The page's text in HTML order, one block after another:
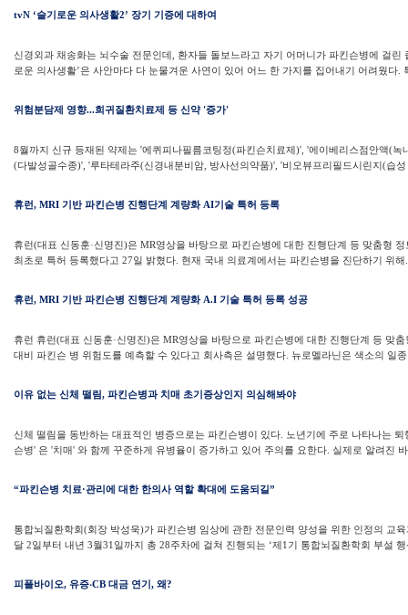
tvN ‘슬기로운 의사생활2’ 장기 기증에 대하여
신경외과 채송화는 뇌수술 전문인데, 환자들 돌보느라고 자기 어머니가 파킨슨병에 걸린
로운 의사생활’은 사안마다 다 눈물겨운 사연이 있어 어느 한 가지를 집어내기 어려웠다.
위험분담제 영향...희귀질환치료제 등 신약 '증가'
8월까지 신규 등재된 약제는 '에퀴피나필름코팅정(파킨슨치료제)', '에이베리스점안액(녹
(다발성골수종)', '루타테라주(신경내분비암, 방사선의약품)', '비오뷰프리필드시린지(습
휴런, MRI 기반 파킨슨병 진행단계 계량화 AI기술 특허 등록
휴런(대표 신동훈·신명진)은 MR영상을 바탕으로 파킨슨병에 대한 진행단계 등 맞춤형
최초로 특허 등록했다고 27일 밝혔다. 현재 국내 의료계에서는 파킨슨병을 진단하기 위해
휴런, MRI 기반 파킨슨병 진행단계 계량화 A.I 기술 특허 등록 성공
휴런 휴런(대표 신동훈·신명진)은 MR영상을 바탕으로 파킨슨병에 대한 진행단계 등 맞
대비 파킨슨 병 위험도를 예측할 수 있다고 회사측은 설명했다. 뉴로멜라닌은 색소의 일
이유 없는 신체 떨림, 파킨슨병과 치매 초기증상인지 의심해봐야
신체 떨림을 동반하는 대표적인 병증으로는 파킨슨병이 있다. 노년기에 주로 나타나는
슨병' 은 '치매' 와 함께 꾸준하게 유병율이 증가하고 있어 주의를 요한다. 실제로 알려진
“파킨슨병 치료·관리에 대한 한의사 역할 확대에 도움되길”
통합뇌질환학회(회장 박성욱)가 파킨슨병 임상에 관한 전문인력 양성을 위한 인정의 교
달 2일부터 내년 3월31일까지 총 28주차에 걸쳐 진행되는 ‘제1기 통합뇌질환학회 부설
피플바이오, 유증‧CB 대금 연기, 왜?